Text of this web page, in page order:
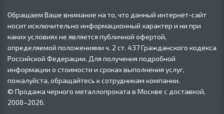
Обращаем Ваше внимание на то, что данный интернет-сайт
носит исключительно информационный характер и ни при
каких условиях не является публичной офертой,
определяемой положениями ч. 2 ст. 437 Гражданского кодекса
Российской Федерации. Для получения подробной
информации о стоимости и сроках выполнения услуг,
пожалуйста, обращайтесь к сотрудникам компании.
© Продажа черного металлопроката в Москве с доставкой,
2008–2026.